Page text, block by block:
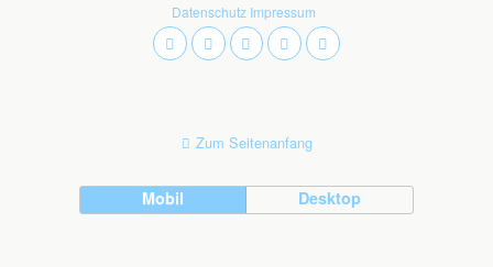
Datenschutz Impressum
Zum Seitenanfang
Mobil Desktop